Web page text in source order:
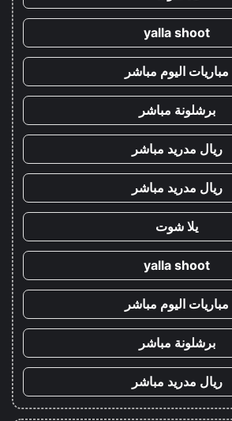
yalla shoot
مباريات اليوم مباشر
برشلونة مباشر
ريال مدريد مباشر
ريال مدريد مباشر
يلا شوت
yalla shoot
مباريات اليوم مباشر
برشلونة مباشر
ريال مدريد مباشر